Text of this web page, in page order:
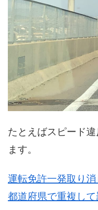
たとえばスピード
ます。
運転免許一発取り
都道府県で重複し